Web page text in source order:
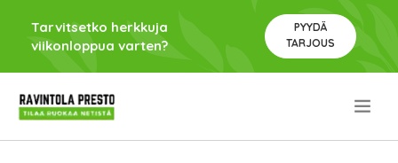
Tarvitsetko herkkuja
viikonloppua varten?
PYYDÄ
TARJOUS